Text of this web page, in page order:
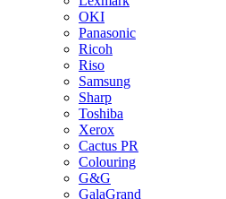
OKI
Panasonic
Ricoh
Riso
Samsung
Sharp
Toshiba
Xerox
Cactus PR
Colouring
G&G
GalaGrand